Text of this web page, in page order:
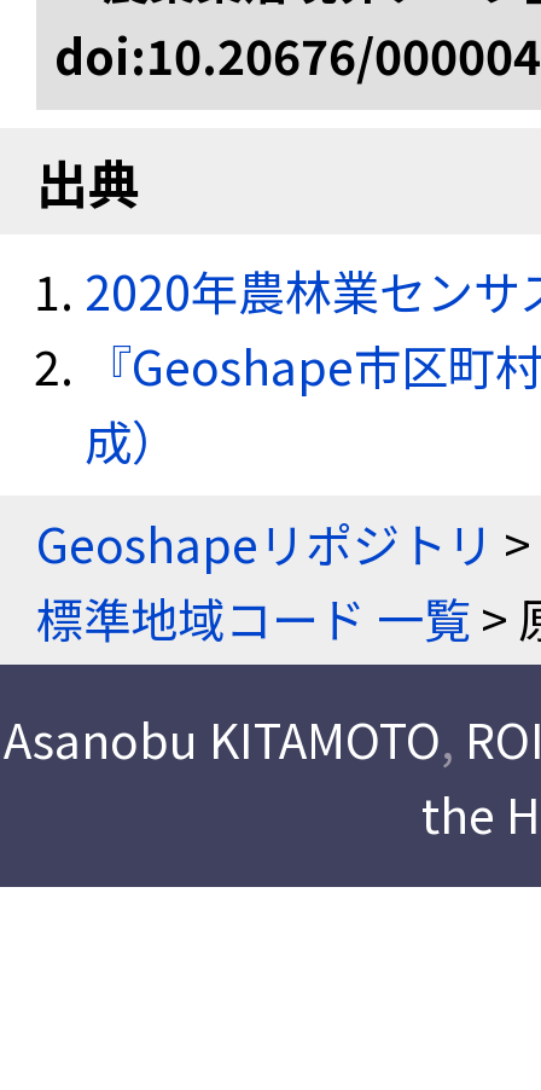
doi:10.20676/
出典
2020年農林業セン
『Geoshape市区町
成）
Geoshapeリポジトリ >
標準地域コード 一覧>
Asanobu KITAMOTO,
the